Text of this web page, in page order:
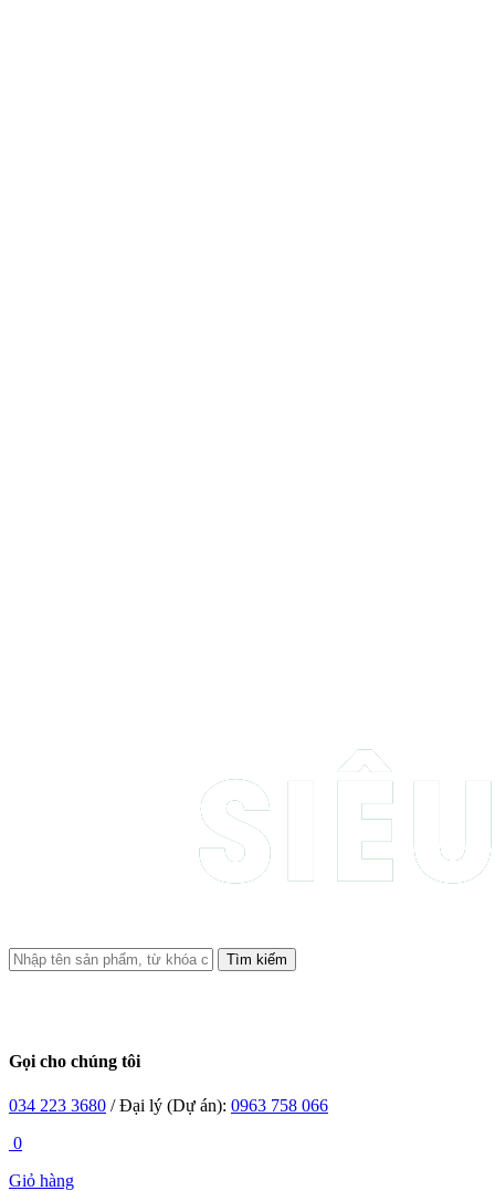
Tìm kiếm
Gọi cho chúng tôi
034 223 3680 / Đại lý (Dự án): 0963 758 066
0
Giỏ hàng